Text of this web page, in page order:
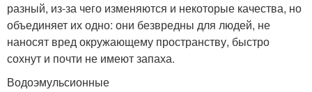
разный, из-за чего изменяются и некоторые качества, но
объединяет их одно: они безвредны для людей, не
наносят вред окружающему пространству, быстро
сохнут и почти не имеют запаха.
Водоэмульсионные